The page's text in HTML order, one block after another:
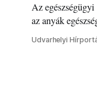
Az
az anyák
hívja fel a
meg a
Udvarhelyi